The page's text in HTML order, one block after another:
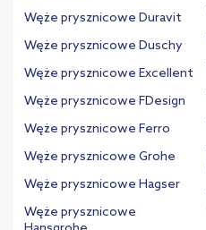
Węże prysznicowe Duravit
Węże prysznicowe Duschy
Węże prysznicowe Excellent
Węże prysznicowe FDesign
Węże prysznicowe Ferro
Węże prysznicowe Grohe
Węże prysznicowe Hagser
Węże prysznicowe